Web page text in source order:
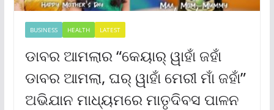
BUSINESS HEALTH LATEST
ଡାବର ଆମଲାର “କେୟାର୍ ୱାହାଁ ଜହାଁ
ଡାବର ଆମଲା, ଘର୍ ୱାହାଁ ମେରୀ ମାଁ ଜହାଁ”
ଅଭିଯାନ ମାଧ୍ୟମରେ ମାତୃଦିବସ ପାଳନ